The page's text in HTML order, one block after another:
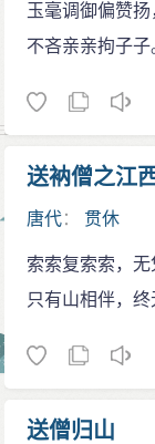
玉毫调御偏赞
不吝亲亲拘子子
送衲僧之江
唐代： 贯休
索索复索索，无
只有山相伴，
送僧归山